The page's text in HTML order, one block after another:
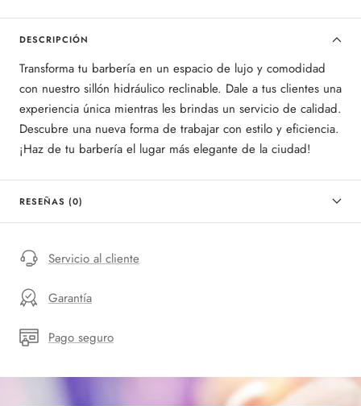
DESCRIPCIÓN
Transforma tu barbería en un espacio de lujo y comodidad
con nuestro sillón hidráulico reclinable. Dale a tus clientes una
experiencia única mientras les brindas un servicio de calidad.
Descubre una nueva forma de trabajar con estilo y eficiencia.
¡Haz de tu barbería el lugar más elegante de la ciudad!
RESEÑAS (0)
Servicio al cliente
Garantía
Pago seguro